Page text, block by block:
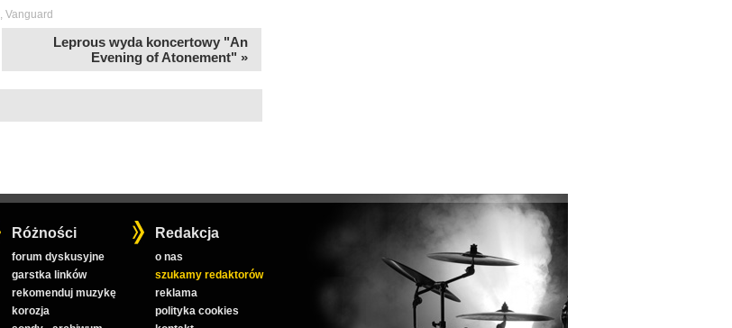
Vanguard
Leprous wyda koncertowy "An
Evening of Atonement" »
Różności
forum dyskusyjne
garstka linków
rekomenduj muzykę
korozja
Redakcja
o nas
szukamy redaktorów
reklama
polityka cookies